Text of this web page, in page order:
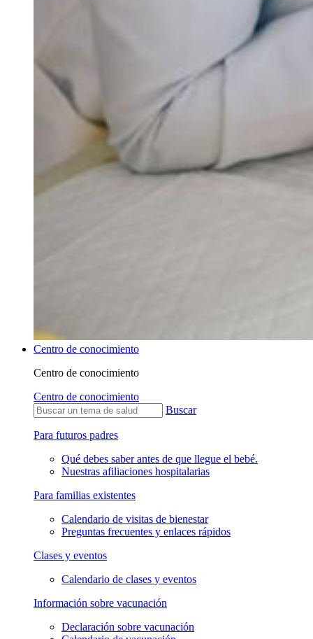
Centro de conocimiento
Centro de conocimiento
Centro de conocimiento
Buscar
Para futuros padres
Qué debes saber antes de que llegue el bebé.
Nuestras afiliaciones hospitalarias
Para familias existentes
Calendario de visitas de bienestar
Preguntas frecuentes y enlaces rápidos
Clases y eventos
Calendario de clases y eventos
Información sobre vacunación
Declaración sobre vacunación